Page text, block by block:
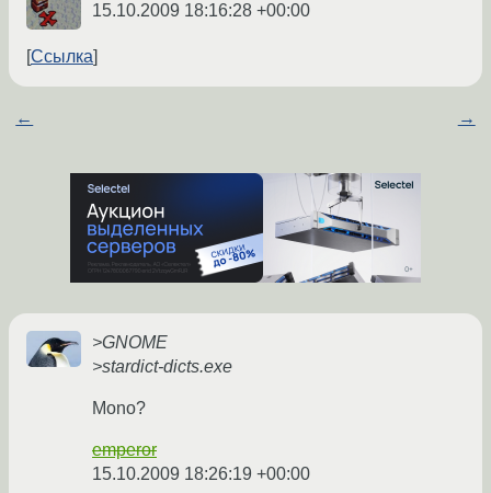
15.10.2009 18:16:28 +00:00
Ссылка
← →
>GNOME
>stardict-dicts.exe
Mono?
emperor
15.10.2009 18:26:19 +00:00